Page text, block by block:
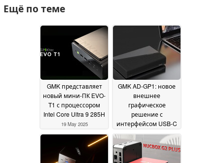
Ещё по теме
GMK представляет
новый мини-ПК EVO-
T1 с процессором
Intel Core Ultra 9 285H
19 May 2025
GMK AD-GP1: новое
внешнее
графическое
решение с
интерфейсом USB-C
и возможностью
подключения
OCuLink
16 January 2025